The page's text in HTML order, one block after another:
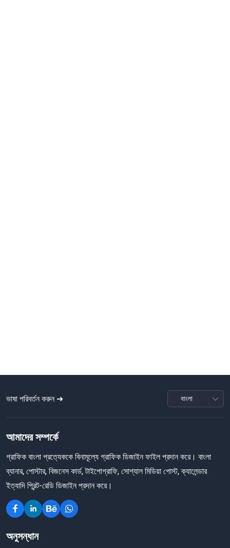
ভাষা পরিবর্তন করুন ➜
আমাদের সম্পর্কে
গ্রাফিক বাংলা প্রত্যেককে বিনামূল্যে গ্রাফিক ডিজাইন ফাইল প্রদান করে। বাংলা
ব্যানার, পোস্টার, বিজনেস কার্ড, টাইপোগ্রাফি, সোশ্যাল মিডিয়া পোস্ট, ক্যালেন্ডার
ইত্যাদি প্রিন্ট-রেডি ডিজাইন প্রদান করে।
অনুসন্ধান